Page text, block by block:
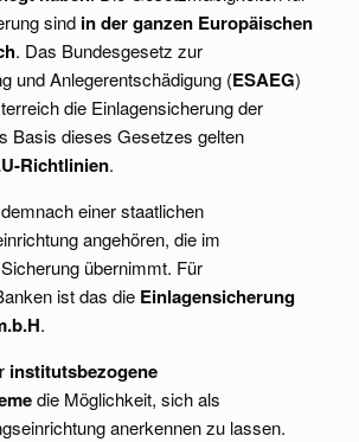
sind in der ganzen Europäischen
. Das Bundesgesetz zur
und Anlegerentschädigung (ESAEG)
die Einlagensicherung der
Basis dieses Gesetzes gelten
Richtlinien.
einer staatlichen
angehören, die im
übernimmt. Für
ist das die Einlagensicherung
.
institutsbezogene
die Möglichkeit, sich als
anerkennen zu lassen.